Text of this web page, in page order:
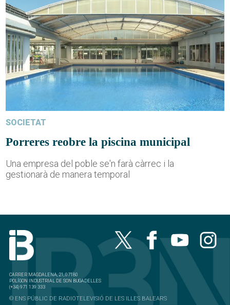
SOCIETAT
Porreres reobre la piscina municipal
Una empresa del poble se'n farà càrrec i la
gestionarà de manera temporal
CARRER MAGDALENA, 21, 07180
POLÍGON INDUSTRIAL DE SON BUGADELLES
(+34) 971 139 333
© ENS PÚBLIC DE RADIOTELEVISIÓ DE LES ILLES BALEARS